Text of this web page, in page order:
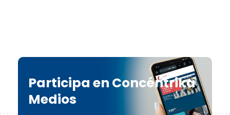
Participa en Concéntrika
Medios